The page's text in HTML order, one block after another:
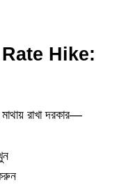
Hike:
রাখা দরকার—